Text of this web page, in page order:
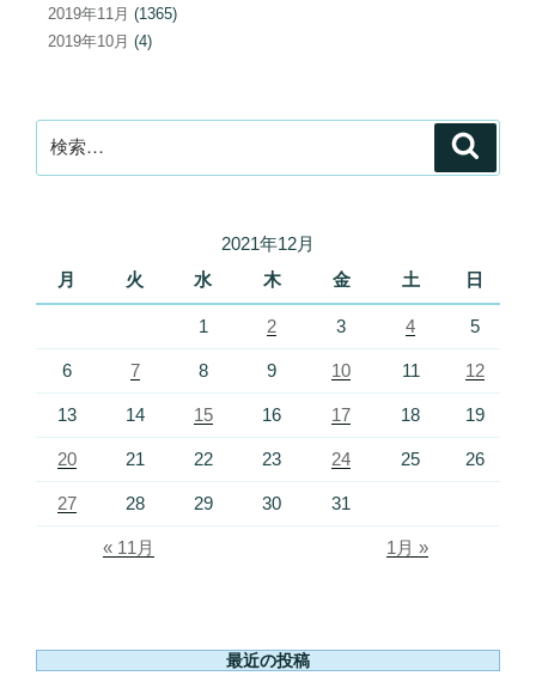
2019年11月 (1365)
2019年10月 (4)
索:
2021年12月
月
火 水 木 金 土 日
1 2 3 4 5
6 7 8 9 10 11 12
13 14 15 16 17 18 19
20 21 22 23 24 25 26
27 28 29 30 31
« 11月 1月 »
最近の投稿